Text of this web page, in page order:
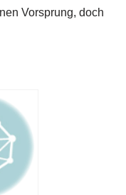
Vorsprung, doch